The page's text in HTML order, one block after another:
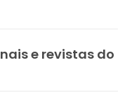
e revistas do